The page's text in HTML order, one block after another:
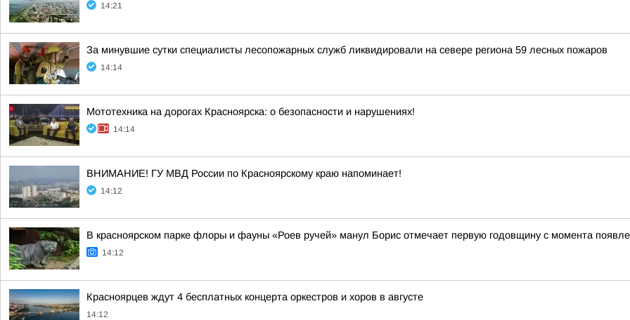
14:21
За минувшие сутки специалисты лесопожарных служб ликвидировали на севере региона 59 лесных пожаров
14:14
Мототехника на дорогах Красноярска: о безопасности и нарушениях!
14:14
ВНИМАНИЕ! ГУ МВД России по Красноярскому краю напоминает!
14:12
В красноярском парке флоры и фауны «Роев ручей» манул Борис отмечает первую годовщину с момента
14:12
Красноярцев ждут 4 бесплатных концерта оркестров и хоров в августе
14:12